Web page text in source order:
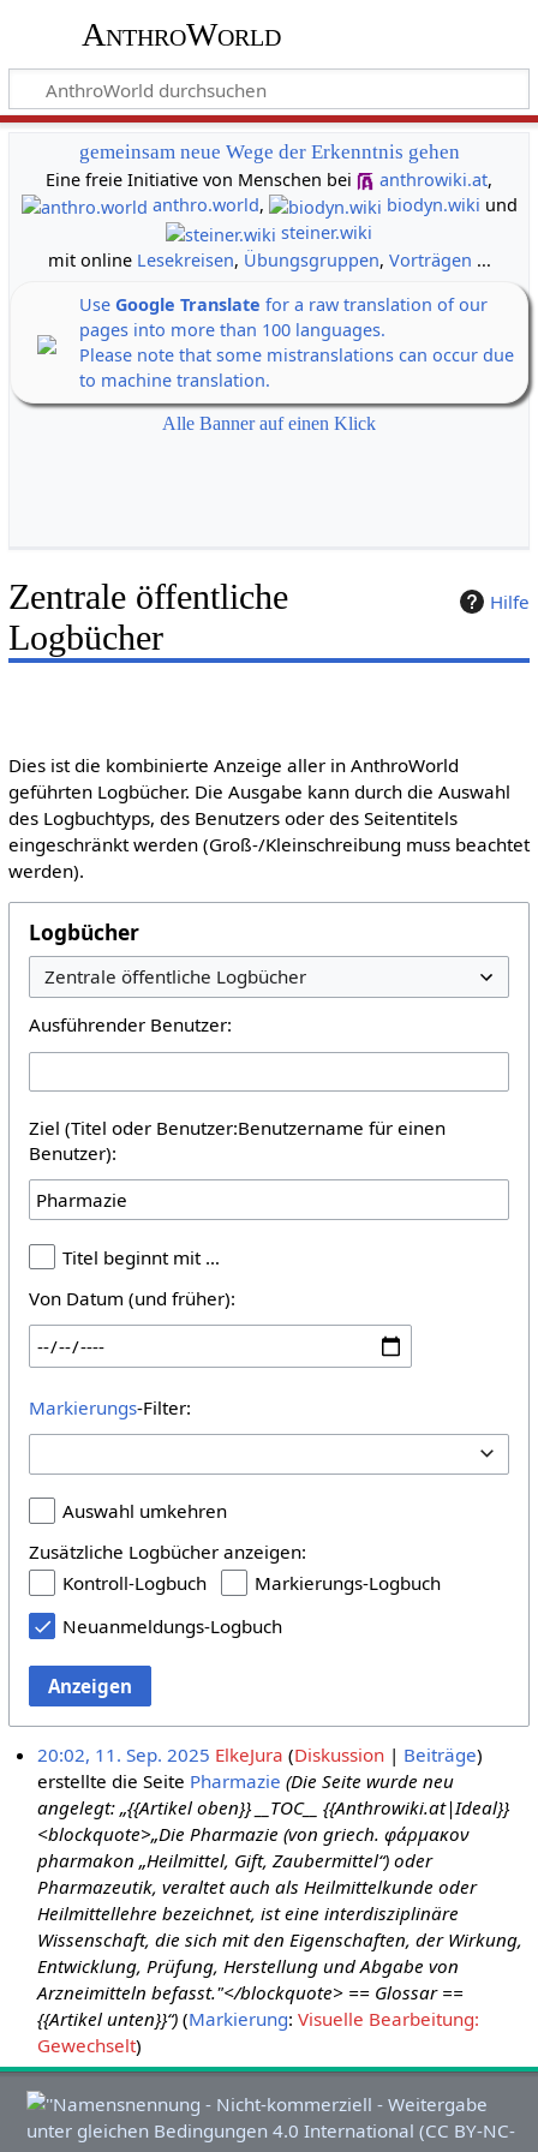
AnthroWorld
gemeinsam neue Wege der Erkenntnis gehen
Eine freie Initiative von Menschen bei
anthrowiki.at,
anthro.world, biodyn.wiki und
steiner.wiki
mit online Lesekreisen, Übungsgruppen, Vorträgen ...
Use Google Translate for a raw translation of our
pages into more than 100 languages.
Please note that some mistranslations can occur due
to machine translation.
Alle Banner auf einen Klick
Hilfe
Zentrale öffentliche
Logbücher
Dies ist die kombinierte Anzeige aller in AnthroWorld
geführten Logbücher. Die Ausgabe kann durch die Auswahl
des Logbuchtyps, des Benutzers oder des Seitentitels
eingeschränkt werden (Groß-/Kleinschreibung muss beachtet
werden).
Logbücher
Ausführender Benutzer:
Ziel (Titel oder Benutzer:Benutzername für einen
Benutzer):
Titel beginnt mit …
Von Datum (und früher):
Markierungs-Filter:
Auswahl umkehren
Zusätzliche Logbücher anzeigen:
Kontroll-Logbuch
Markierungs-Logbuch
Neuanmeldungs-Logbuch
Anzeigen
20:02, 11. Sep. 2025 ElkeJura Diskussion
Beiträge
erstellte die Seite Pharmazie (Die Seite wurde neu
angelegt: „{{Artikel oben}} __TOC__ {{Anthrowiki.at|Ideal}}
<blockquote>„Die Pharmazie (von griech. φάρμακον
pharmakon „Heilmittel, Gift, Zaubermittel“) oder
Pharmazeutik, veraltet auch als Heilmittelkunde oder
Heilmittellehre bezeichnet, ist eine interdisziplinäre
Wissenschaft, die sich mit den Eigenschaften, der Wirkung,
Entwicklung, Prüfung, Herstellung und Abgabe von
Arzneimitteln befasst."</blockquote> == Glossar ==
{{Artikel unten}}“) Markierung:Visuelle Bearbeitung:
Gewechselt